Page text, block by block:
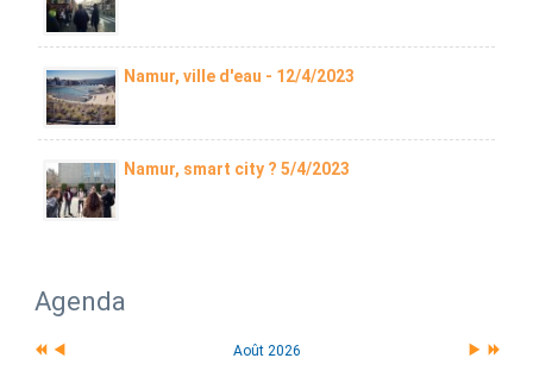
Namur, ville d'eau - 12/4/2023
Namur, smart city ? 5/4/2023
Agenda
Août 2026